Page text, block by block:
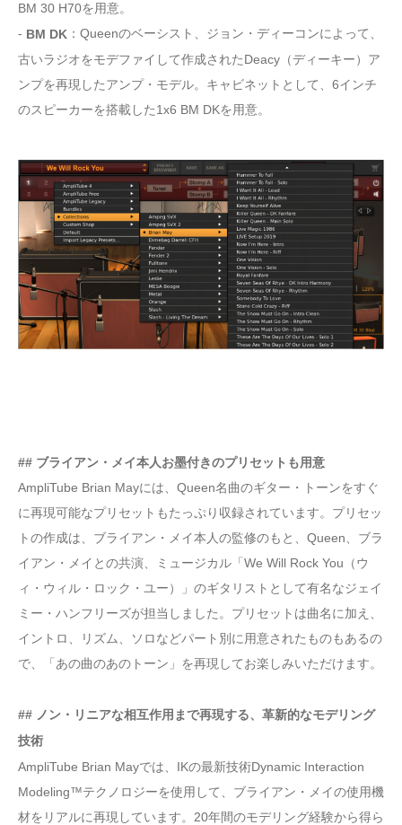
BM 30 H70を用意。
- BM DK ：Queenのベーシスト、ジョン・ディーコンによって、
古いラジオをモデファイして作成されたDeacy（ディーキー）ア
ンプを再現したアンプ・モデル。キャビネットとして、6インチ
のスピーカーを搭載した1x6 BM DKを用意。
## ブライアン・メイ本人お墨付きのプリセットも用意
AmpliTube Brian Mayには、Queen名曲のギター・トーンをすぐ
に再現可能なプリセットもたっぷり収録されています。プリセッ
トの作成は、ブライアン・メイ本人の監修のもと、Queen、ブラ
イアン・メイとの共演、ミュージカル「We Will Rock You（ウ
ィ・ウィル・ロック・ユー）」のギタリストとして有名なジェイ
ミー・ハンフリーズが担当しました。プリセットは曲名に加え、
イントロ、リズム、ソロなどパート別に用意されたものもあるの
で、「あの曲のあのトーン」を再現してお楽しみいただけます。
## ノン・リニアな相互作用まで再現する、革新的なモデリング
技術
AmpliTube Brian Mayでは、IKの最新技術Dynamic Interaction
Modeling™テクノロジーを使用して、ブライアン・メイの使用機
材をリアルに再現しています。20年間のモデリング経験から得ら